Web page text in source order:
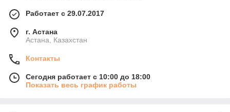
Работает с 29.07.2017
г. Астана
Астана, Казахстан
Контакты
Сегодня работает с 10:00 до 18:00
Показать весь график работы